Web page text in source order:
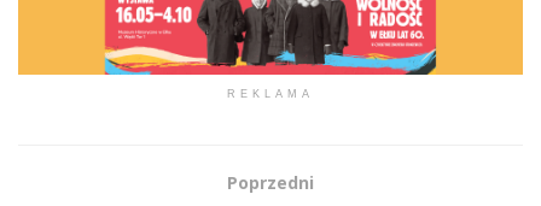
REKLAMA
Poprzedni